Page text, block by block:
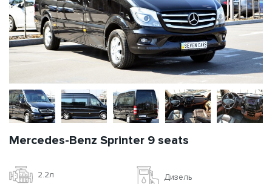
Mercedes-Benz Sprinter 9 seats
2.2л Дизель